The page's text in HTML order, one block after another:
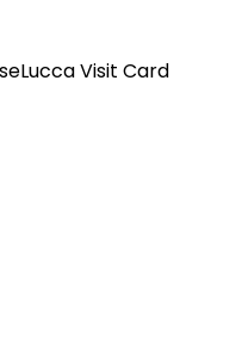
Lucca Visit Card